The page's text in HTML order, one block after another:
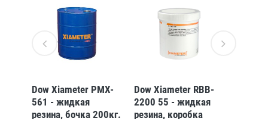
Dow Xiameter PMX-
561 - жидкая
резина, бочка 200кг.
Dow Xiameter RBB-
2200 55 - жидкая
резина, коробка